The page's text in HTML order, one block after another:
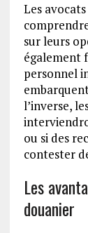
Les
sur leurs
également
personnel
l’inverse,
ou si des
contester
Les
douanier